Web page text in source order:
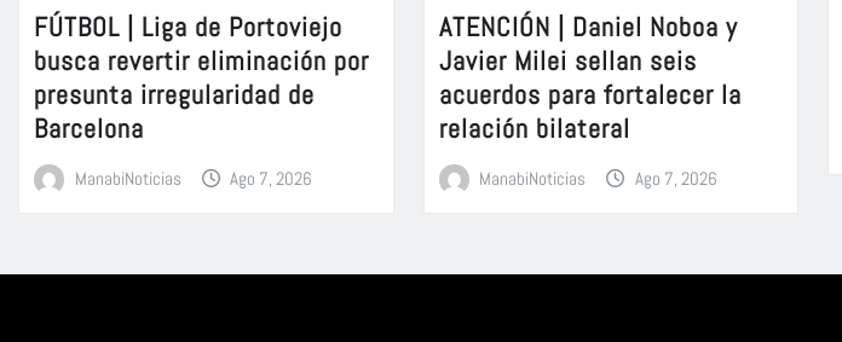
FÚTBOL | Liga de Portoviejo
busca revertir eliminación por
presunta irregularidad de
Barcelona
ManabiNoticias Ago 7, 2026
ATENCIÓN | Daniel Noboa y
Javier Milei sellan seis
acuerdos para fortalecer la
relación bilateral
ManabiNoticias Ago 7, 2026